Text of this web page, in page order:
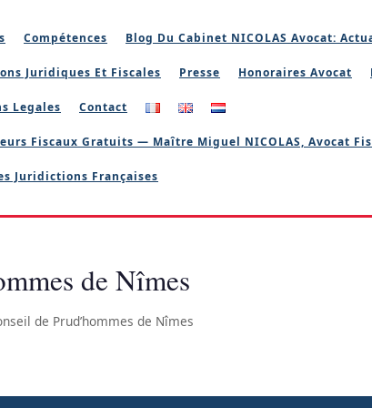
Compétences Blog Du Cabinet NICOLAS Avocat:
Juridiques Et Fiscales Presse Honoraires Avocat
Legales Contact
Fiscaux Gratuits — Maître Miguel NICOLAS, Avocat
Juridictions Françaises
de Nîmes
de Prud’hommes de Nîmes